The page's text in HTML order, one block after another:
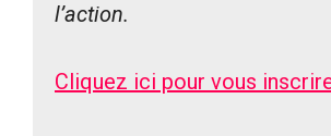
l’action.
Cliquez ici pour vous